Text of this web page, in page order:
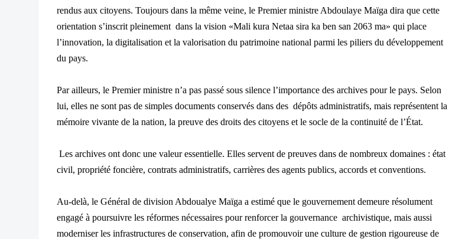
rendus aux citoyens. Toujours dans la même veine, le Premier ministre Abdoulaye Maïga dira que cette
orientation s’inscrit pleinement dans la vision «Mali kura Netaa sira ka ben san 2063 ma» qui place
l’innovation, la digitalisation et la valorisation du patrimoine national parmi les piliers du développement
du pays.
Par ailleurs, le Premier ministre n’a pas passé sous silence l’importance des archives pour le pays. Selon
lui, elles ne sont pas de simples documents conservés dans des dépôts administratifs, mais représentent la
mémoire vivante de la nation, la preuve des droits des citoyens et le socle de la continuité de l’État.
Les archives ont donc une valeur essentielle. Elles servent de preuves dans de nombreux domaines : état
civil, propriété foncière, contrats administratifs, carrières des agents publics, accords et conventions.
Au-delà, le Général de division Abdoualye Maïga a estimé que le gouvernement demeure résolument
engagé à poursuivre les réformes nécessaires pour renforcer la gouvernance archivistique, mais aussi
moderniser les infrastructures de conservation, afin de promouvoir une culture de gestion rigoureuse de